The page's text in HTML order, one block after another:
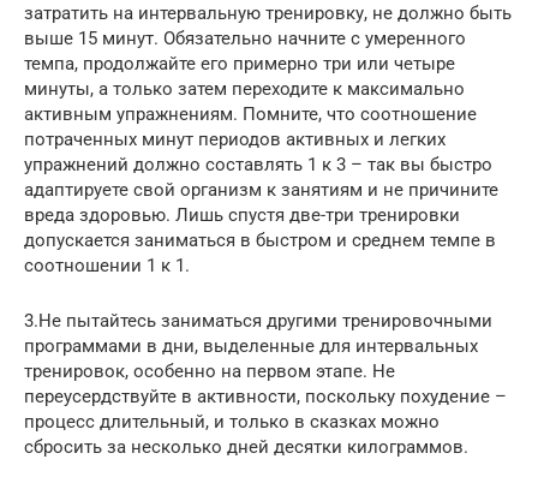
затратить на интервальную тренировку, не должно быть
выше 15 минут. Обязательно начните с умеренного
темпа, продолжайте его примерно три или четыре
минуты, а только затем переходите к максимально
активным упражнениям. Помните, что соотношение
потраченных минут периодов активных и легких
упражнений должно составлять 1 к 3 – так вы быстро
адаптируете свой организм к занятиям и не причините
вреда здоровью. Лишь спустя две-три тренировки
допускается заниматься в быстром и среднем темпе в
соотношении 1 к 1.
3.Не пытайтесь заниматься другими тренировочными
программами в дни, выделенные для интервальных
тренировок, особенно на первом этапе. Не
переусердствуйте в активности, поскольку похудение –
процесс длительный, и только в сказках можно
сбросить за несколько дней десятки килограммов.